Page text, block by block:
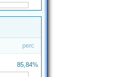
perc
85,84%